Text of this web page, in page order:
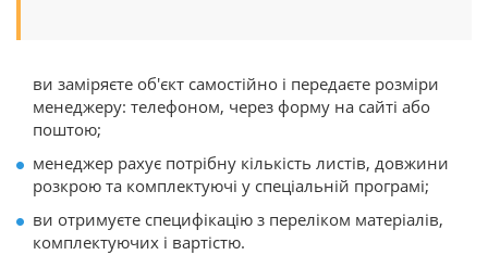
ви заміряєте об'єкт самостійно і передаєте розміри
менеджеру: телефоном, через форму на сайті або
поштою;
менеджер рахує потрібну кількість листів, довжини
розкрою та комплектуючі у спеціальній програмі;
ви отримуєте специфікацію з переліком матеріалів,
комплектуючих і вартістю.